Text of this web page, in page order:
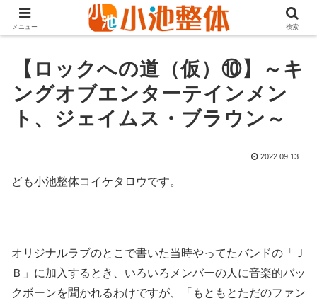
ＪＲ山手線高田馬場駅より徒歩3分・早稲田・新大久保からも至近
【ロックへの道（仮）⑩】～キ
ングオブエンターテインメン
ト、ジェイムス・ブラウン～
2022.09.13
ども小池整体コイケタロウです。
オリジナルラブのとこで書いた当時やってたバンドの「Ｊ
Ｂ」に加入するとき、いろいろメンバーの人に音楽的バッ
クボーンを聞かれるわけですが、「もともとただのファン
メニュー 検索